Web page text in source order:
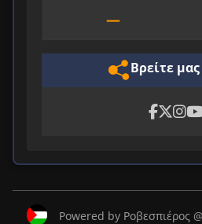
—
Βρείτε
Powered by Ροβεσπιέρος